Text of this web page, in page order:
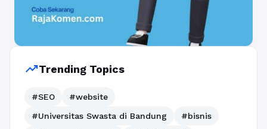
trending_upTrending Topics
#SEO
#website
#Universitas Swasta di Bandung
#bisnis